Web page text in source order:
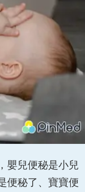
嬰兒便秘是小兒
便秘了、寶寶便